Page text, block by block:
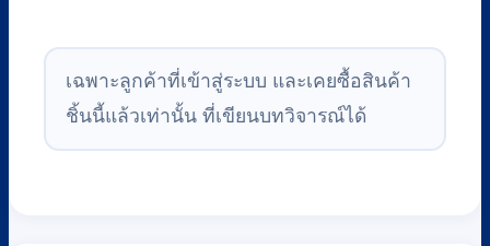
เฉพาะลูกค้าที่เข้าสู่ระบบ และเคยซื้อสินค้า
ชิ้นนี้แล้วเท่านั้น ที่เขียนบทวิจารณ์ได้